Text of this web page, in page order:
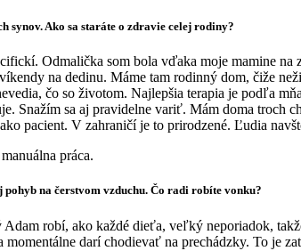
synov. Ako sa staráte o zdravie celej rodiny?
Odmalička som bola vďaka moje mamine
na dedinu. Máme tam rodinný dom, čiže
čo so životom. Najlepšia terapia je podľa
Snažím sa aj pravidelne variť. Mám doma troch
pacient. V zahraničí je to prirodzené. Ľudia
práca.
pohyb na čerstvom vzduchu. Čo radi robíte vonku?
robí, ako každé dieťa, veľký neporiadok,
momentálne darí chodievať na prechádzky. To je